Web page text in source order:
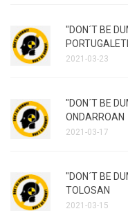
"DON´T BE
2021-03-23
"DON´T BE
ONDARROAN
2021-03-17
"DON´T BE
TOLOSAN
2021-03-15